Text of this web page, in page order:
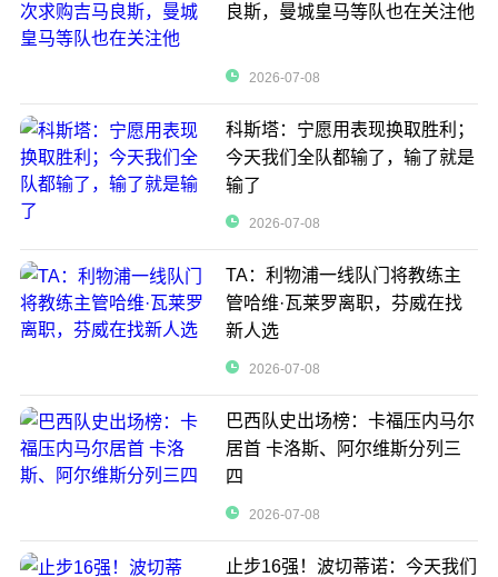
良斯，曼城皇马等队也在关注他
2026-07-08
科斯塔：宁愿用表现换取胜利；
今天我们全队都输了，输了就是
输了
2026-07-08
TA：利物浦一线队门将教练主
管哈维·瓦莱罗离职，芬威在找
新人选
2026-07-08
巴西队史出场榜：卡福压内马尔
居首 卡洛斯、阿尔维斯分列三
四
2026-07-08
止步16强！波切蒂诺：今天我们